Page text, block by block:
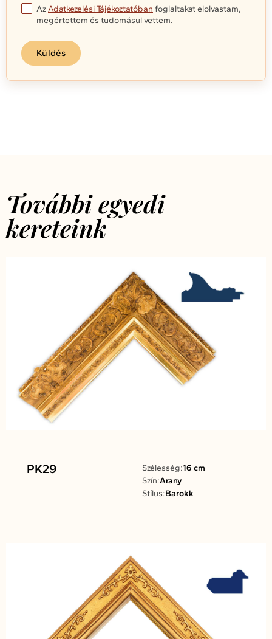
AzAdatkezelési Tájékoztatóban foglaltakat elolvastam,
megértettem és tudomásul vettem.
Küldés
További egyedi
kereteink
PK29 Szélesség:16 cm
Szín:Arany
Stílus:Barokk